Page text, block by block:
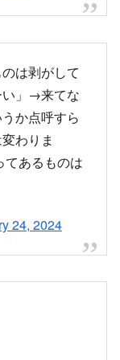
は剥がして
い」→来てな
か点呼すら
わりま
あるものは
24, 2024